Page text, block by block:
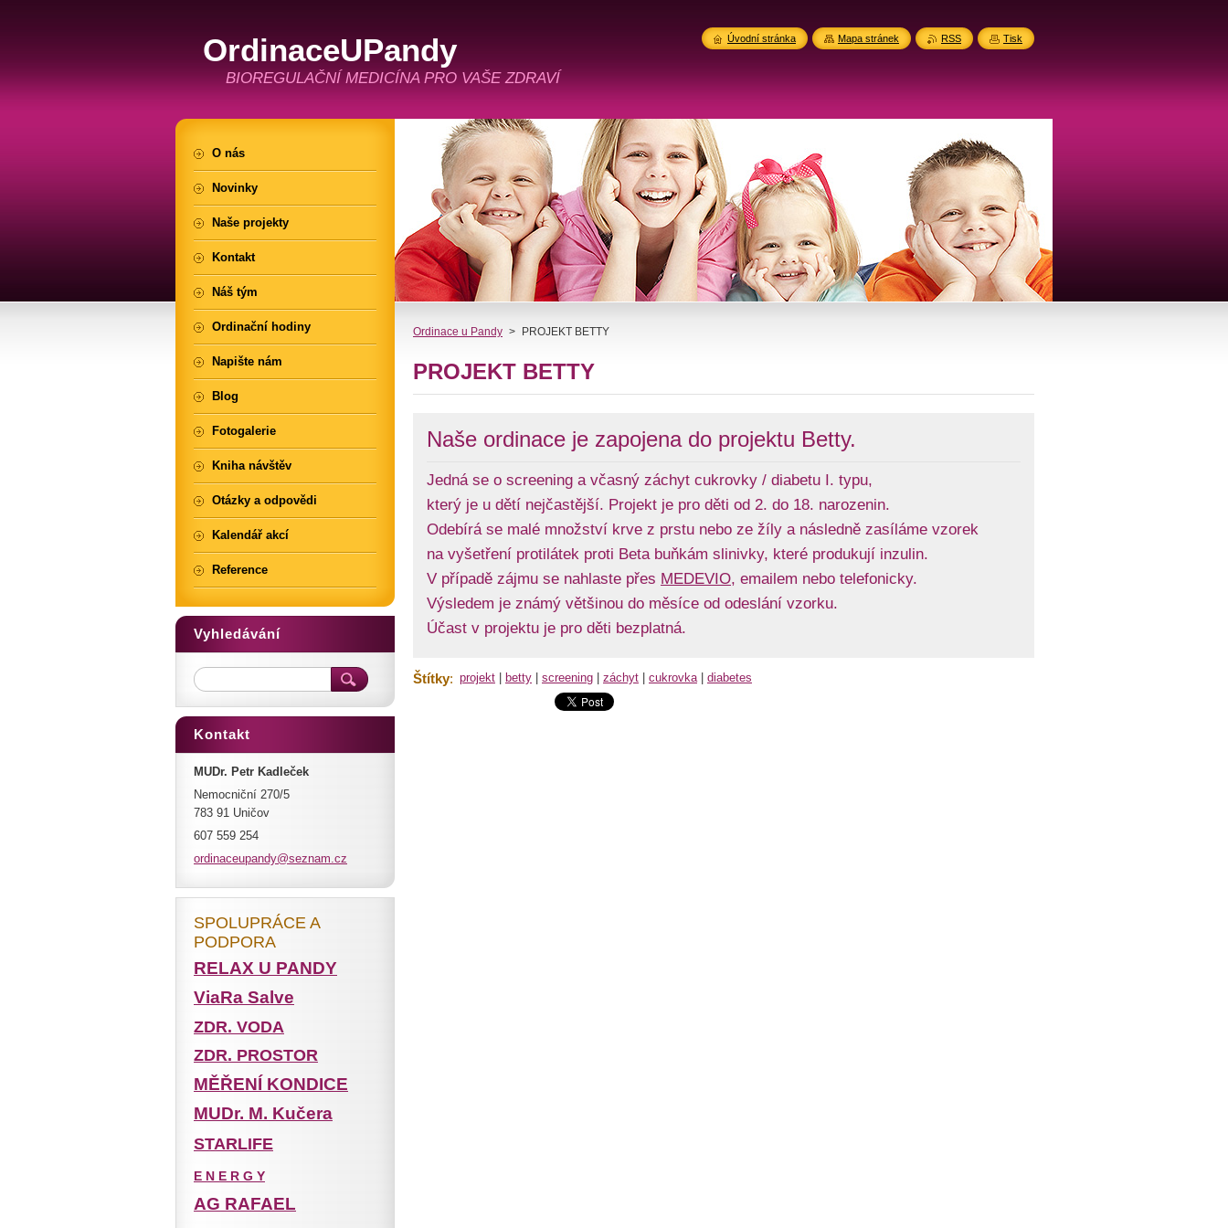
OrdinaceUPandy
BIOREGULAČNÍ MEDICÍNA PRO VAŠE ZDRAVÍ
Ordinace u Pandy > PROJEKT BETTY
PROJEKT BETTY
Naše ordinace je zapojena do projektu Betty.
Jedná se o screening a včasný záchyt cukrovky / diabetu I. typu,
který je u dětí nejčastější. Projekt je pro děti od 2. do 18. narozenin.
Odebírá se malé množství krve z prstu nebo ze žíly a následně zasíláme vzorek
na vyšetření protilátek proti Beta buňkám slinivky, které produkují inzulin.
V případě zájmu se nahlaste přes MEDEVIO, emailem nebo telefonicky.
Výsledem je známý většinou do měsíce od odeslání vzorku.
Účast v projektu je pro děti bezplatná.
Štítky: projekt betty screening záchyt cukrovka diabetes
O nás
Novinky
Naše projekty
Kontakt
Náš tým
Ordinační hodiny
Napište nám
Blog
Fotogalerie
Kniha návštěv
Otázky a odpovědi
Kalendář akcí
Reference
Vyhledávání
Kontakt
MUDr. Petr Kadleček
Nemocniční 270/5
783 91 Uničov
607 559 254
ordinaceupandy@seznam.cz
SPOLUPRÁCE A
PODPORA
RELAX U PANDY
ViaRa Salve
ZDR. VODA
ZDR. PROSTOR
MĚŘENÍ KONDICE
MUDr. M. Kučera
STARLIFE
E N E R G Y
AG RAFAEL
Úvodní stránka Mapa stránek RSS Tisk